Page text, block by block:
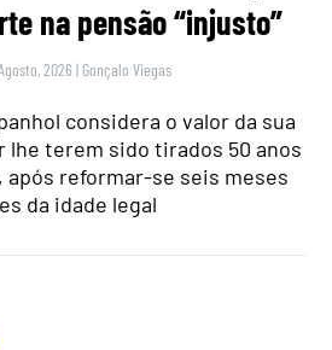
na pensão “injusto”
2026 | Gonçalo Viegas
considera o valor da sua
lhe terem sido tirados 50 anos
após reformar-se seis meses
da idade legal